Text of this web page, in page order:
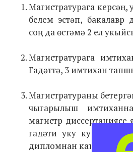
Магистратурага керсәң,
белем эстәп, бакалавр
соң да өстәмә 2 ел
Магистратурага
Гадәттә, 3 имтихан
Магистратураны
чыгарылыш
магистр диссертациясе
гадәти уку курсы
дипломнан